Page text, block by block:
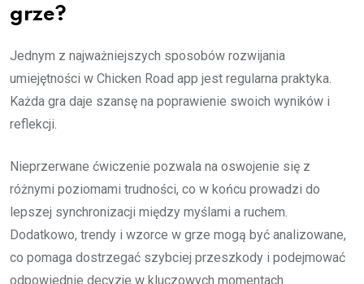
grze?
Jednym z najważniejszych sposobów rozwijania
umiejętności w Chicken Road app jest regularna praktyka.
Każda gra daje szansę na poprawienie swoich wyników i
reflekcji.
Nieprzerwane ćwiczenie pozwala na oswojenie się z
różnymi poziomami trudności, co w końcu prowadzi do
lepszej synchronizacji między myślami a ruchem.
Dodatkowo, trendy i wzorce w grze mogą być analizowane,
co pomaga dostrzegać szybciej przeszkody i podejmować
odpowiednie decyzje w kluczowych momentach.